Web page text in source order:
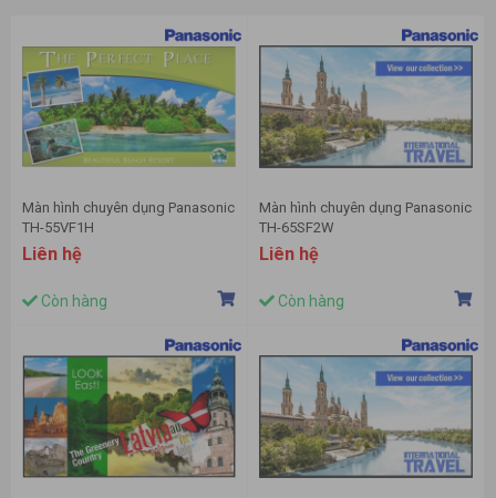
Màn hình chuyên dụng Panasonic
TH-55VF1H
Liên hệ
Còn hàng
Màn hình chuyên dụng Panasonic
TH-65SF2W
Liên hệ
Còn hàng